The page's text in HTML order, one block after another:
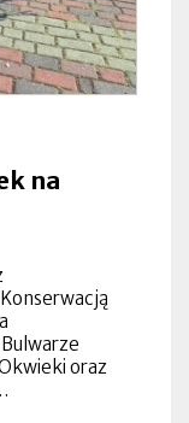
na
oraz